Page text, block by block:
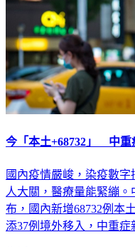
今「本土+68732」 中重
國內疫情嚴峻，染疫數
人大關，醫療量能緊繃
布，國內新增68732例本
添37例境外移入，中重症